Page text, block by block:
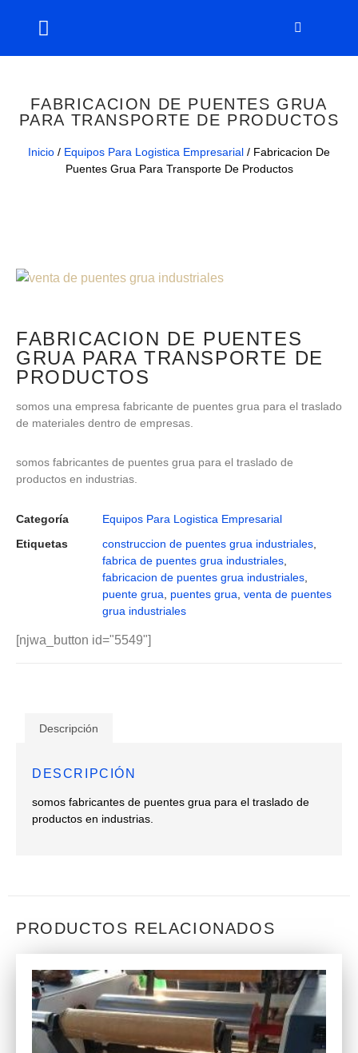
FABRICACION DE PUENTES GRUA
PARA TRANSPORTE DE PRODUCTOS
Inicio / Equipos Para Logistica Empresarial / Fabricacion De
Puentes Grua Para Transporte De Productos
FABRICACION DE PUENTES
GRUA PARA TRANSPORTE DE
PRODUCTOS
somos una empresa fabricante de puentes grua para el traslado
de materiales dentro de empresas.
somos fabricantes de puentes grua para el traslado de
productos en industrias.
Categoría
Equipos Para Logistica Empresarial
Etiquetas
construccion de puentes grua industriales
fabrica de puentes grua industriales
fabricacion de puentes grua industriales
puente grua
puentes grua venta de puentes
grua industriales
[njwa_button id="5549"]
Descripción
DESCRIPCIÓN
somos fabricantes de puentes grua para el traslado de
productos en industrias.
PRODUCTOS RELACIONADOS